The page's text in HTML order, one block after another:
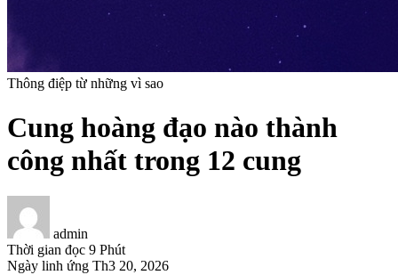
Thông điệp từ những vì sao
Cung hoàng đạo nào thành
công nhất trong 12 cung
admin
Thời gian đọc 9 Phút
Ngày linh ứng Th3 20, 2026